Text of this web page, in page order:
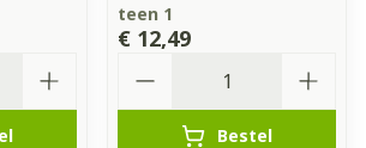
teen 1
€ 12,49
Bestel